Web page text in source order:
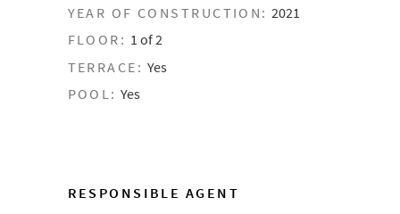
YEAR OF CONSTRUCTION: 2021
FLOOR: 1 of 2
TERRACE: Yes
POOL: Yes
RESPONSIBLE AGENT